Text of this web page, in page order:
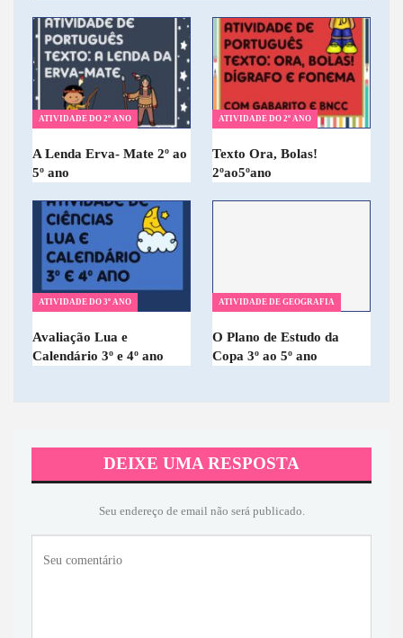
ATIVIDADE DO 2º ANO
A Lenda Erva- Mate 2º ao
5º ano
ATIVIDADE DO 2º ANO
Texto Ora, Bolas!
2ºao5ºano
ATIVIDADE DO 3º ANO
Avaliação Lua e
Calendário 3º e 4º ano
ATIVIDADE DE GEOGRAFIA
O Plano de Estudo da
Copa 3º ao 5º ano
DEIXE UMA RESPOSTA
Seu endereço de email não será publicado.